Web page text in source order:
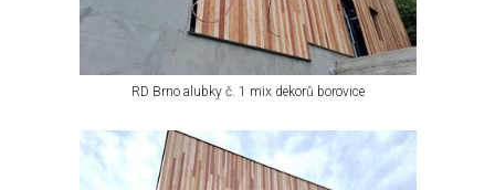
RD Brno alubky č. 1 mix dekorů borovice